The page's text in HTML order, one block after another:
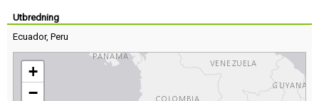
Utbredning
Ecuador, Peru
+
−